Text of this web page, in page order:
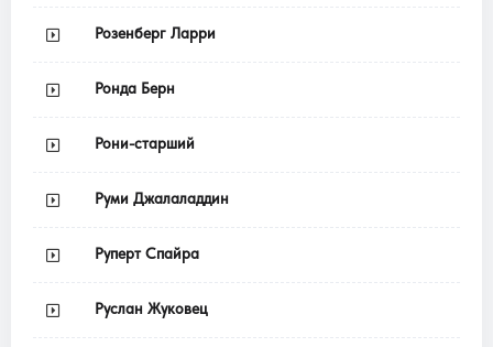
Розенберг Ларри
Ронда Берн
Рони-старший
Руми Джалаладдин
Руперт Спайра
Руслан Жуковец